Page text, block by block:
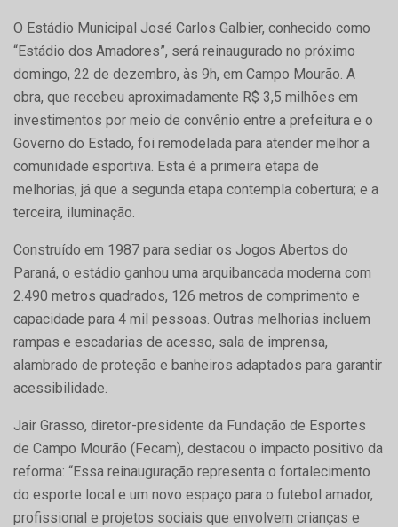
O Estádio Municipal José Carlos Galbier, conhecido como
“Estádio dos Amadores”, será reinaugurado no próximo
domingo, 22 de dezembro, às 9h, em Campo Mourão. A
obra, que recebeu aproximadamente R$ 3,5 milhões em
investimentos por meio de convênio entre a prefeitura e o
Governo do Estado, foi remodelada para atender melhor a
comunidade esportiva. Esta é a primeira etapa de
melhorias, já que a segunda etapa contempla cobertura; e a
terceira, iluminação.
Construído em 1987 para sediar os Jogos Abertos do
Paraná, o estádio ganhou uma arquibancada moderna com
2.490 metros quadrados, 126 metros de comprimento e
capacidade para 4 mil pessoas. Outras melhorias incluem
rampas e escadarias de acesso, sala de imprensa,
alambrado de proteção e banheiros adaptados para garantir
acessibilidade.
Jair Grasso, diretor-presidente da Fundação de Esportes
de Campo Mourão (Fecam), destacou o impacto positivo da
reforma: “Essa reinauguração representa o fortalecimento
do esporte local e um novo espaço para o futebol amador,
profissional e projetos sociais que envolvem crianças e